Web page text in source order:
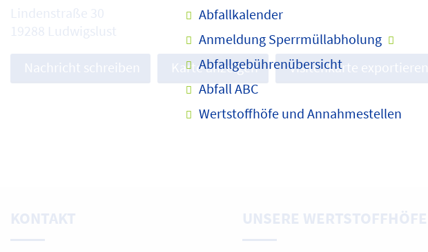
Abfallkalender
Anmeldung Sperrmüllabholung
Abfallgebührenübersicht
Abfall ABC
Wertstoffhöfe und Annahmestellen
Lindenstraße 30
19288 Ludwigslust
Nachricht schreiben Karte anzeigen Visitenkarte exportieren
KONTAKT UNSERE WERTSTOFFHÖFE